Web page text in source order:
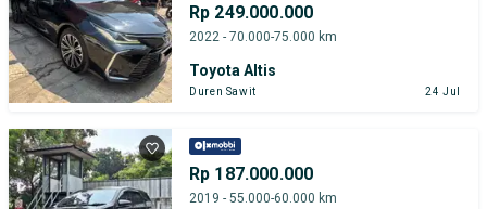
Rp 249.000.000
2022 - 70.000-75.000 km
Toyota Altis
Duren Sawit 24 Jul
Rp 187.000.000
2019 - 55.000-60.000 km